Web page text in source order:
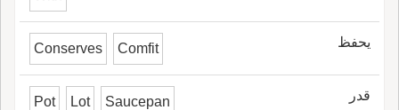
يحفظ Conserves Comfit
قدر Pot Lot Saucepan